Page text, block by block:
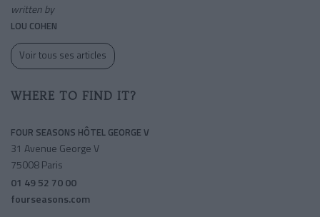
written by
LOU COHEN
Voir tous ses articles
WHERE TO FIND IT?
FOUR SEASONS HÔTEL GEORGE V
31 Avenue George V
75008 Paris
01 49 52 70 00
fourseasons.com